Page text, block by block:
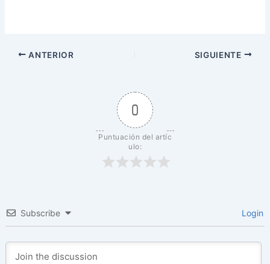
ANTERIOR SIGUIENTE
0
Puntuación del artíc
ulo:
Subscribe Login